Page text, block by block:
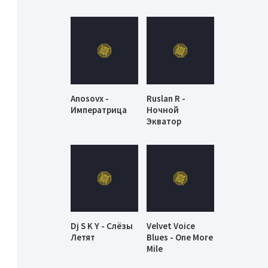
Anosovx -
Императрица
Ruslan R -
Ночной
Экватор
Dj S K Y - Слёзы
Летят
Velvet Voice
Blues - One More
Mile